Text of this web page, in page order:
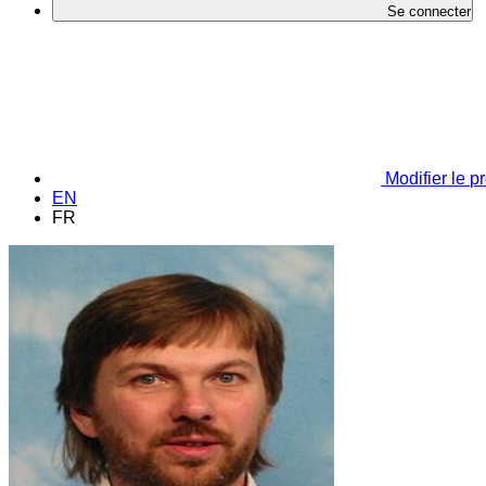
Se connecter
Modifier le
EN
FR